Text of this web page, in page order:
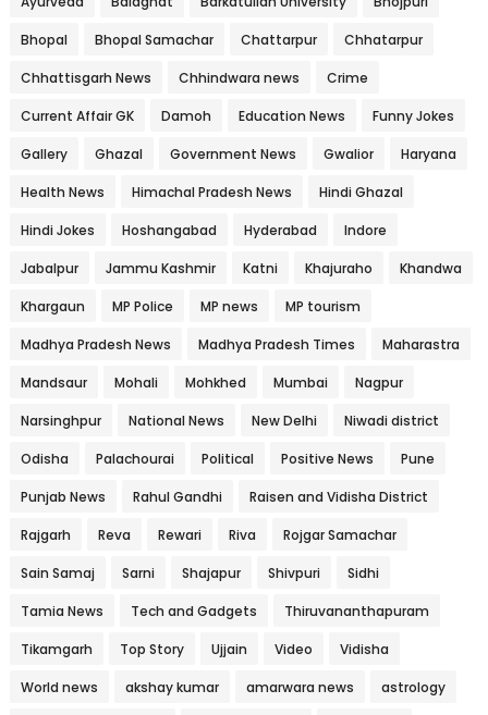
Bhopal Bhopal Samachar Chattarpur Chhatarpur
Chhattisgarh News Chhindwara news Crime
Current Affair GK Damoh Education News Funny Jokes
Gallery Ghazal Government News Gwalior Haryana
Health News Himachal Pradesh News Hindi Ghazal
Hindi Jokes Hoshangabad Hyderabad Indore
Jabalpur Jammu Kashmir Katni Khajuraho Khandwa
Khargaun MP Police MP news MP tourism
Madhya Pradesh News Madhya Pradesh Times Maharastra
Mandsaur Mohali Mohkhed Mumbai Nagpur
Narsinghpur National News New Delhi Niwadi district
Odisha Palachourai Political Positive News Pune
Punjab News Rahul Gandhi Raisen and Vidisha District
Rajgarh Reva Rewari Riva Rojgar Samachar
Sain Samaj Sarni Shajapur Shivpuri Sidhi
Tamia News Tech and Gadgets Thiruvananthapuram
Tikamgarh Top Story Ujjain Video Vidisha
World news akshay kumar amarwara news astrology